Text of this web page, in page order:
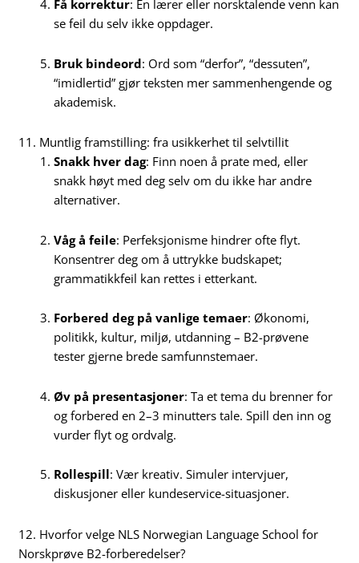
Få korrektur: En lærer eller norsktalende venn kan
se feil du selv ikke oppdager.
Bruk bindeord: Ord som “derfor”, “dessuten”,
“imidlertid” gjør teksten mer sammenhengende og
akademisk.
11. Muntlig framstilling: fra usikkerhet til selvtillit
Snakk hver dag: Finn noen å prate med, eller
snakk høyt med deg selv om du ikke har andre
alternativer.
Våg å feile: Perfeksjonisme hindrer ofte flyt.
Konsentrer deg om å uttrykke budskapet;
grammatikkfeil kan rettes i etterkant.
Forbered deg på vanlige temaer: Økonomi,
politikk, kultur, miljø, utdanning – B2-prøvene
tester gjerne brede samfunnstemaer.
Øv på presentasjoner: Ta et tema du brenner for
og forbered en 2–3 minutters tale. Spill den inn og
vurder flyt og ordvalg.
Rollespill: Vær kreativ. Simuler intervjuer,
diskusjoner eller kundeservice-situasjoner.
12. Hvorfor velge NLS Norwegian Language School for
Norskprøve B2-forberedelser?